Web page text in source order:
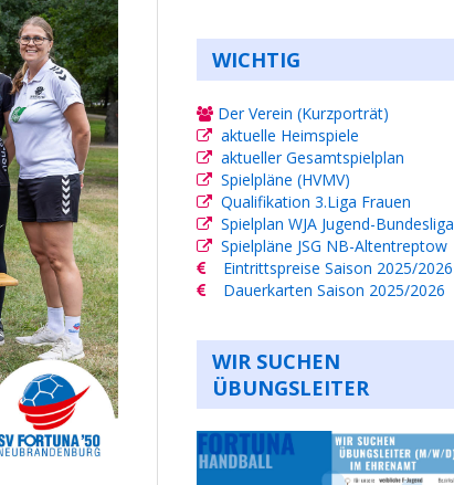
WICHTIG
Der Verein (Kurzporträt)
aktuelle Heimspiele
aktueller Gesamtspielplan
Spielpläne (HVMV)
Qualifikation 3.Liga Frauen
Spielplan WJA Jugend-Bundesliga
Spielpläne JSG NB-Altentreptow
Eintrittspreise Saison 2025/2026
Dauerkarten Saison 2025/2026
WIR SUCHEN
ÜBUNGSLEITER